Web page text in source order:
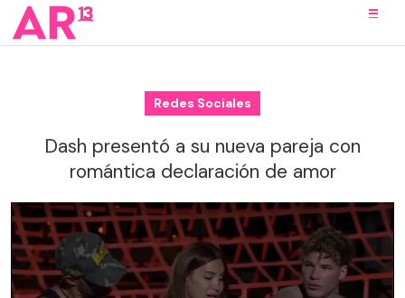
Redes Sociales
Dash presentó a su nueva pareja con
romántica declaración de amor